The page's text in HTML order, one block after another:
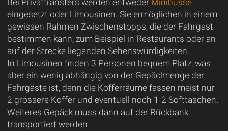
Bei Privattransfers werden entweder Minibusse
eingesetzt oder Limousinen. Sie ermöglichen in einem
gewissen Rahmen Zwischenstopps, die der Fahrgast
bestimmen kann, zum Beispiel in Restaurants oder an
auf der Strecke liegenden Sehenswürdigkeiten.
In Limousinen finden 3 Personen bequem Platz, was
aber ein wenig abhängig von der Gepäclmenge der
Fahrgäste ist, denn die Kofferräume fassen meist nur
2 grössere Koffer und eventuell noch 1-2 Softtaschen.
Weiteres Gepäck muss dann auf der Rückbank
transportiert werden.